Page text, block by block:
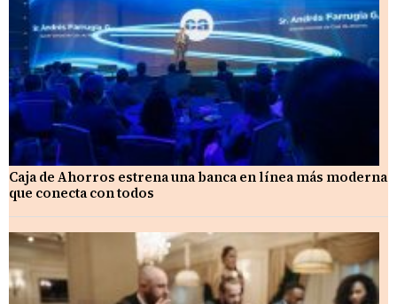
Caja de Ahorros estrena una banca en línea más moderna
que conecta con todos